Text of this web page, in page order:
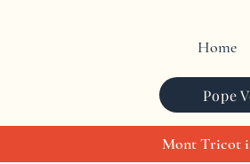
Home
Pope
Mont Tricot